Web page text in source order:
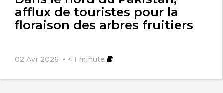
afflux de touristes pour la
floraison des arbres fruitiers
02 Avr 2026 < 1 minute